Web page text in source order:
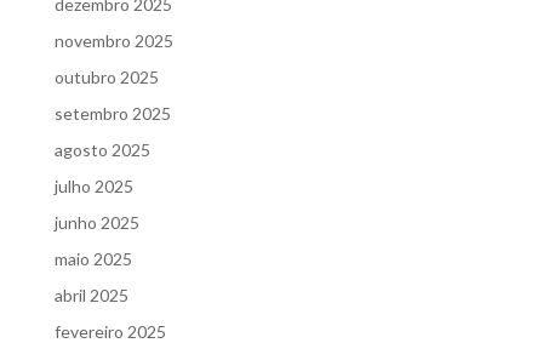
dezembro 2025
novembro 2025
outubro 2025
setembro 2025
agosto 2025
julho 2025
junho 2025
maio 2025
abril 2025
fevereiro 2025